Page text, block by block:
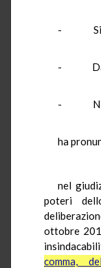
-
-
-
ha
nel
poteri
ottobre
comma,